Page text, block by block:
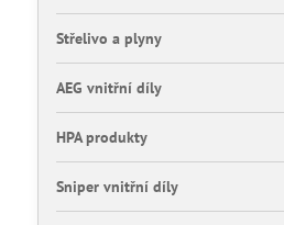
Střelivo a plyny
AEG vnitřní díly
HPA produkty
Sniper vnitřní díly